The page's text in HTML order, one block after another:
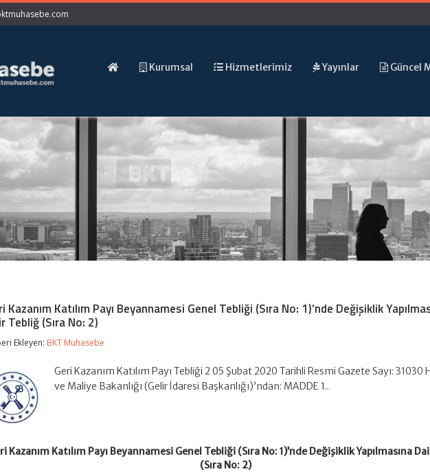
Kurumsal Hizmetlerimiz Yayınlar Güncel
Kazanım Katılım Payı Beyannamesi Genel Tebliği (Sıra No: 1)’nde Değişiklik
Tebliğ (Sıra No: 2)
Ekleyen: BKT Muhasebe
Geri Kazanım Katılım Payı Tebliği 2 05 Şubat 2020 Tarihli Resmi Gazete Sayı: 31030
ve Maliye Bakanlığı (Gelir İdaresi Başkanlığı)’ndan: MADDE 1..
Kazanım Katılım Payı Beyannamesi Genel Tebliği (Sıra No: 1)’nde Değişiklik Yapılmasına
(Sıra No: 2)